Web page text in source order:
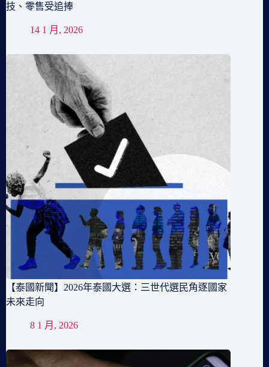
技、零售受追捧
14 1 月, 2026
【泰國新聞】2026年泰國大選：三世代選民角逐國家
未來走向
8 1 月, 2026